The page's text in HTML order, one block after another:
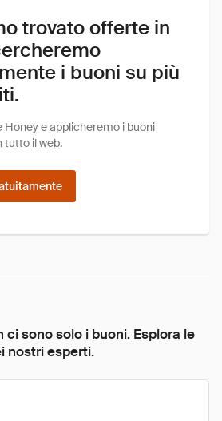
trovato offerte in
i buoni su più
Honey e applicheremo i buoni
tutto il web.
ci sono solo i buoni. Esplora le
nostri esperti.